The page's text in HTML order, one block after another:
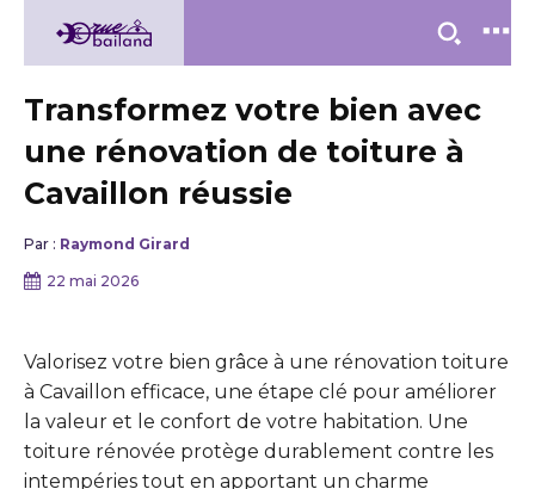
Transformez votre bien avec
une rénovation de toiture à
Cavaillon réussie
Par : Raymond Girard
22 mai 2026
Valorisez votre bien grâce à une rénovation toiture
à Cavaillon efficace, une étape clé pour améliorer
la valeur et le confort de votre habitation. Une
toiture rénovée protège durablement contre les
intempéries tout en apportant un charme